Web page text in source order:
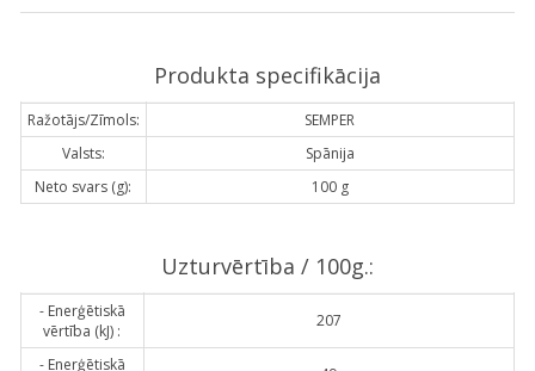
Produkta specifikācija
Ražotājs/Zīmols:
SEMPER
Valsts:
Spānija
Neto svars (g):
100 g
Uzturvērtība / 100g.:
- Enerģētiskā
vērtība (kJ) :
207
- Enerģētiskā